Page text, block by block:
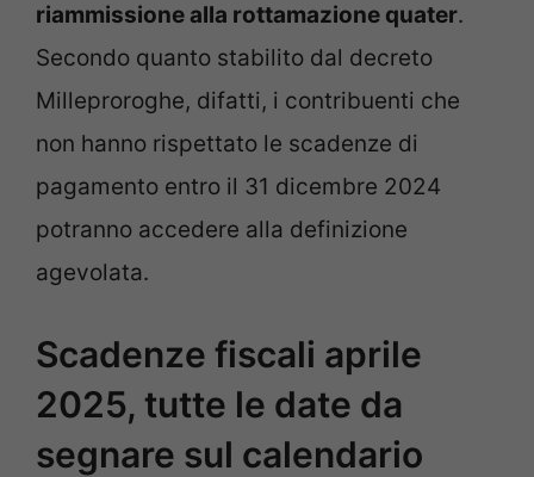
riammissione alla rottamazione quater.
Secondo quanto stabilito dal decreto
Milleproroghe, difatti, i contribuenti che
non hanno rispettato le scadenze di
pagamento entro il 31 dicembre 2024
potranno accedere alla definizione
agevolata.
Scadenze fiscali aprile
2025, tutte le date da
segnare sul calendario